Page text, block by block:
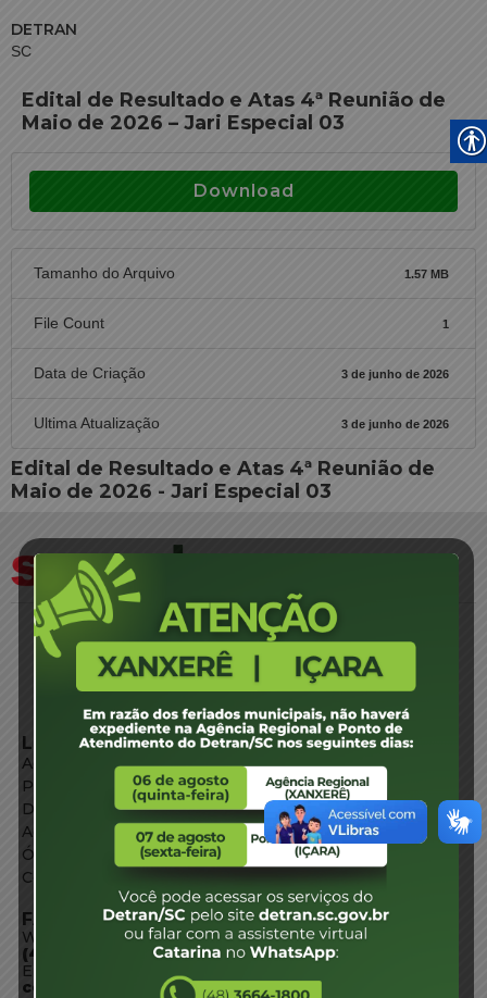
DETRAN
SC
Edital de Resultado e Atas 4ª Reunião de
Maio de 2026 – Jari Especial 03
Download
Tamanho do Arquivo 1.57 MB
File Count 1
Data de Criação 3 de junho de 2026
Ultima Atualização 3 de junho de 2026
Edital de Resultado e Atas 4ª Reunião de
Maio de 2026 - Jari Especial 03
LINKS EXTERNOS
Agência de Notícias
Portal de Serviços
Diário Oficial
Acesso à Informação
Órgãos do Governo
Conheça SC
FALE CONOSCO
WhatsApp:
(48) 3664-1800
E-mail:
centraldeinformacoes@detran.sc.gov.br